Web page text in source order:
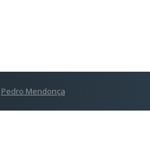
Pedro Mendonça